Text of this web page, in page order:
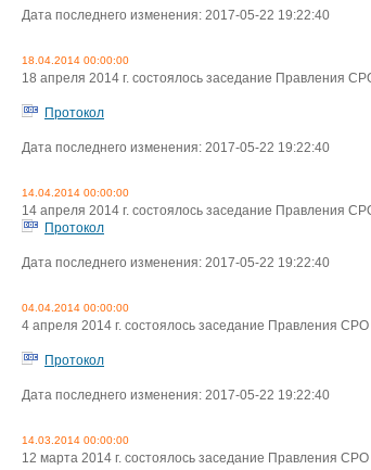
Дата последнего изменения: 2017-05-22 19:22:40
18.04.2014 00:00:00
18 апреля 2014 г. состоялось заседание Правления
Протокол
Дата последнего изменения: 2017-05-22 19:22:40
14.04.2014 00:00:00
14 апреля 2014 г. состоялось заседание Правления
Протокол
Дата последнего изменения: 2017-05-22 19:22:40
04.04.2014 00:00:00
4 апреля 2014 г. состоялось заседание Правления
Протокол
Дата последнего изменения: 2017-05-22 19:22:40
14.03.2014 00:00:00
12 марта 2014 г. состоялось заседание Правления